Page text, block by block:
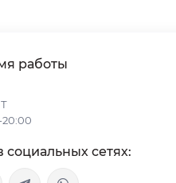
работы
20:00
социальных сетях: